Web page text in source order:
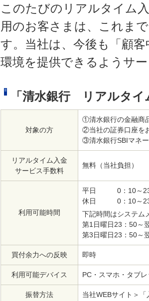
このたびのリアルタイム
用のお客さまは、これま
す。当社は、今後も「顧
環境を提供できるようサ
「清水銀行 リアルタイ
対象の方
①清水銀行の金融商
②当社の証券口座を
③清水銀行SBIマネ
リアルタイム入金
サービス手数料
無料（当社負担）
利用可能時間
平日 0：10～23
休日 0：10～23
下記時間はシステム
第1日曜日23：50
第3日曜日23：50～
買付余力への反映 即時
利用可能デバイス PC・スマホ・タブ
振替方法 当社WEBサイト＞